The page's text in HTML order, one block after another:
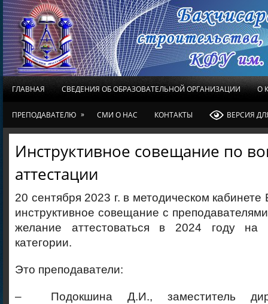
ГЛАВНАЯ СВЕДЕНИЯ ОБ ОБРАЗОВАТЕЛЬНОЙ ОРГАНИЗАЦИИ О
ПРЕПОДАВАТЕЛЮ » СМИ О НАС КОНТАКТЫ ВЕРСИЯ
Инструктивное совещание по
аттестации
20 сентября 2023 г. в методическом
инструктивное совещание с
желание аттестоваться в 2024 году на
категории.
Это преподаватели:
– Подокшина Д.И., заместитель